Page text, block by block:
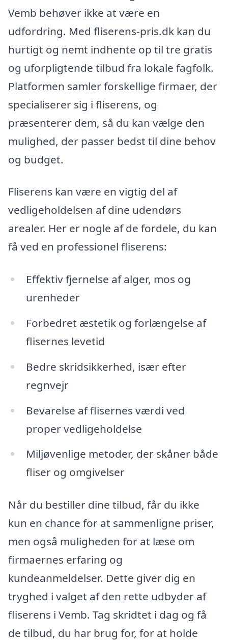
Vemb behøver ikke at være en
udfordring. Med fliserens-pris.dk kan du
hurtigt og nemt indhente op til tre gratis
og uforpligtende tilbud fra lokale fagfolk.
Platformen samler forskellige firmaer, der
specialiserer sig i fliserens, og
præsenterer dem, så du kan vælge den
mulighed, der passer bedst til dine behov
og budget.
Fliserens kan være en vigtig del af
vedligeholdelsen af dine udendørs
arealer. Her er nogle af de fordele, du kan
få ved en professionel fliserens:
Effektiv fjernelse af alger, mos og
urenheder
Forbedret æstetik og forlængelse af
flisernes levetid
Bedre skridsikkerhed, især efter
regnvejr
Bevarelse af flisernes værdi ved
proper vedligeholdelse
Miljøvenlige metoder, der skåner både
fliser og omgivelser
Når du bestiller dine tilbud, får du ikke
kun en chance for at sammenligne priser,
men også muligheden for at læse om
firmaernes erfaring og
kundeanmeldelser. Dette giver dig en
tryghed i valget af den rette udbyder af
fliserens i Vemb. Tag skridtet i dag og få
de tilbud, du har brug for, for at holde